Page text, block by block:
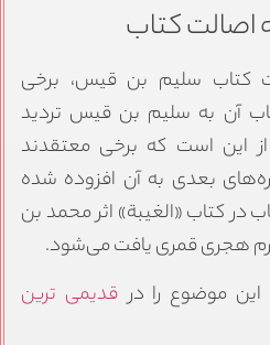
اصالت کتاب
کتاب سلیم بن قیس، برخی
آن به سلیم بن قیس تردید
از این است که برخی معتقدند
بعدی به آن افزوده شده
در کتاب «الغیبة» اثر محمد بن
هجری قمری یافت می‌شود.
این موضوع را در قدیمی ترین